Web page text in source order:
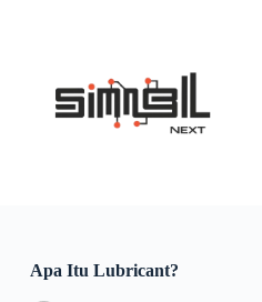
Apa Itu Lubricant?